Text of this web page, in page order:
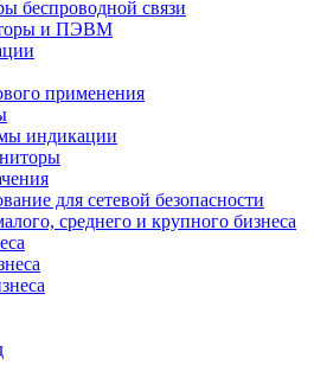
беспроводной связи
и ПЭВМ
применения
индикации
для сетевой безопасности
среднего и крупного бизнеса